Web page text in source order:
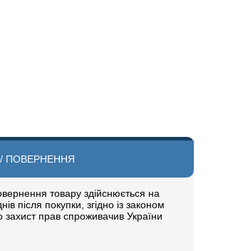
ПОВЕРНЕННЯ
товару здійснюється на
після покупки, згідно із законом
захист прав спроживачив України